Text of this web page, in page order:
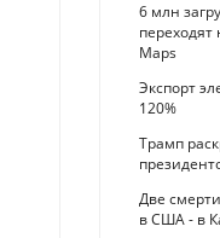
6 млн
переходят
Maps
Экспорт
120%
Трамп
Две
в США - в